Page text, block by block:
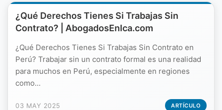
¿Qué Derechos Tienes Si Trabajas Sin
Contrato? | AbogadosEnIca.com
¿Qué Derechos Tienes Si Trabajas Sin Contrato en
Perú? Trabajar sin un contrato formal es una realidad
para muchos en Perú, especialmente en regiones
como...
03 MAY 2025 ARTÍCULO